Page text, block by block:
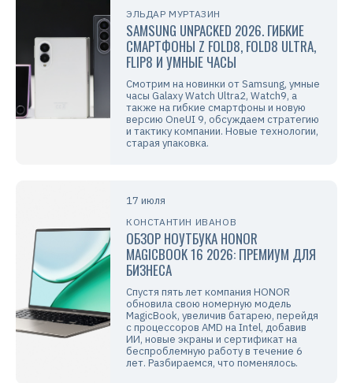
ЭЛЬДАР МУРТАЗИН
SAMSUNG UNPACKED 2026. ГИБКИЕ
СМАРТФОНЫ Z FOLD8, FOLD8 ULTRA,
FLIP8 И УМНЫЕ ЧАСЫ
Смотрим на новинки от Samsung, умные
часы Galaxy Watch Ultra2, Watch9, а
также на гибкие смартфоны и новую
версию OneUI 9, обсуждаем стратегию
и тактику компании. Новые технологии,
старая упаковка.
17 июля
КОНСТАНТИН ИВАНОВ
ОБЗОР НОУТБУКА HONOR
MAGICBOOK 16 2026: ПРЕМИУМ ДЛЯ
БИЗНЕСА
Спустя пять лет компания HONOR
обновила свою номерную модель
MagicBook, увеличив батарею, перейдя
с процессоров AMD на Intel, добавив
ИИ, новые экраны и сертификат на
беспроблемную работу в течение 6
лет. Разбираемся, что поменялось.